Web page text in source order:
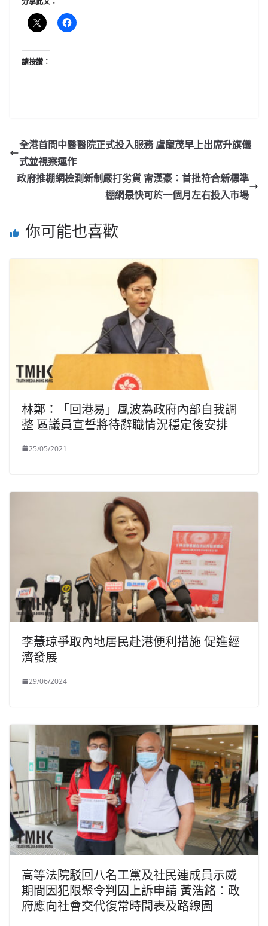
請按讚：
全港首間中醫醫院正式投入服務 盧寵茂早上出席升旗儀
式並視察運作
政府推棚網檢測新制嚴打劣貨 甯漢豪：首批符合新標準
棚網最快可於一個月左右投入市場
你可能也喜歡
林鄭：「回港易」風波為政府內部自我調
整 區議員宣誓將待辭職情況穩定後安排
25/05/2021
李慧琼爭取內地居民赴港便利措施 促進經
濟發展
29/06/2024
高等法院駁回八名工黨及社民連成員示威
期間因犯限聚令判囚上訴申請 黃浩銘：政
府應向社會交代復常時間表及路線圖